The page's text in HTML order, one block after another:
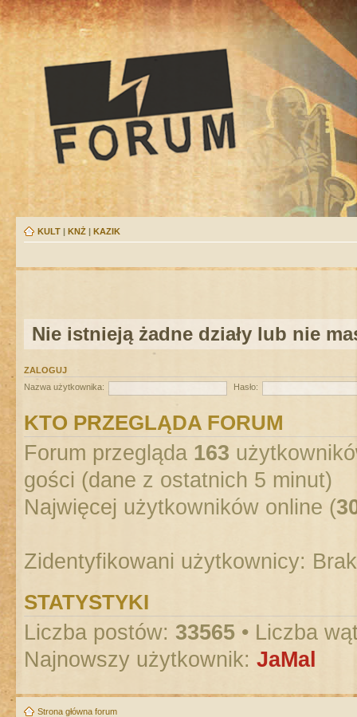
KULT | KNŻ | KAZIK
Nie istnieją żadne działy lub nie
ZALOGUJ
Nazwa użytkownika:
Hasło:
KTO PRZEGLĄDA FORUM
Forum przegląda 163
gości (dane z ostatnich 5 minut)
Najwięcej użytkowników online (
Zidentyfikowani użytkownicy:
STATYSTYKI
Liczba postów: 33565 • Liczba
Najnowszy użytkownik: JaMal
Strona główna forum